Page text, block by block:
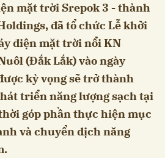
mặt trời Srepok 3 - thành
đã tổ chức Lễ khởi
điện mặt trời nổi KN
(Đắk Lắk) vào ngày
kỳ vọng sẽ trở thành
triển năng lượng sạch tại
góp phần thực hiện mục
và chuyển dịch năng
Hủy